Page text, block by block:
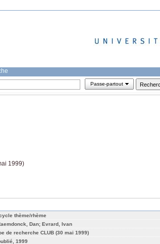
Passe-partout
1999)
thème/rhème
Dan; Evrard, Ivan
de recherche CLUB (30 mai 1999)
1999